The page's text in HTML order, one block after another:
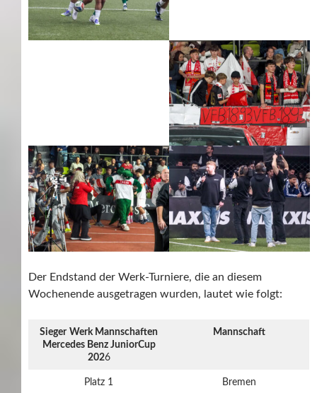
Der Endstand der Werk-Turniere, die an diesem
Wochenende ausgetragen wurden, lautet wie folgt:
Sieger Werk Mannschaften
Mercedes Benz JuniorCup
2026
Mannschaft
Platz 1 Bremen